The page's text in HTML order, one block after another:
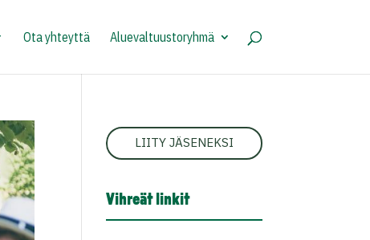
Ota yhteyttä Aluevaltuustoryhmä
LIITY JÄSENEKSI
Vihreät linkit